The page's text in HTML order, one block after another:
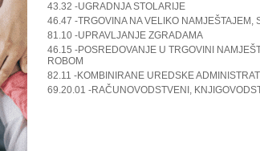
43.32 -UGRADNJA STOLARIJE
46.47 -TRGOVINA NA VELIKO NAMJEŠTAJEM,
81.10 -UPRAVLJANJE ZGRADAMA
46.15 -POSREDOVANJE U TRGOVINI
ROBOM
82.11 -KOMBINIRANE UREDSKE
69.20.01 -RAČUNOVODSTVENI,